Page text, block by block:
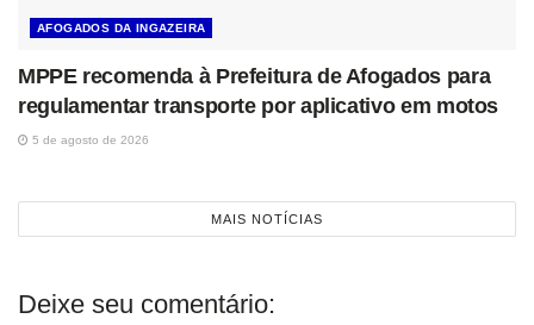
AFOGADOS DA INGAZEIRA
MPPE recomenda à Prefeitura de Afogados para
regulamentar transporte por aplicativo em motos
5 de agosto de 2026
MAIS NOTÍCIAS
Deixe seu comentário: